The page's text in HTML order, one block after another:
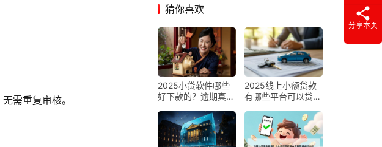
需重复审核。
猜你喜欢
2025小贷软件哪些
好下款的？逾期真正
年紧急转存！深度说
明5个个人借钱年利
息
2025线上小额贷款
有哪些平台可以贷？
度大！年请看这5个
网贷口子借款额度比
较大
分享本页